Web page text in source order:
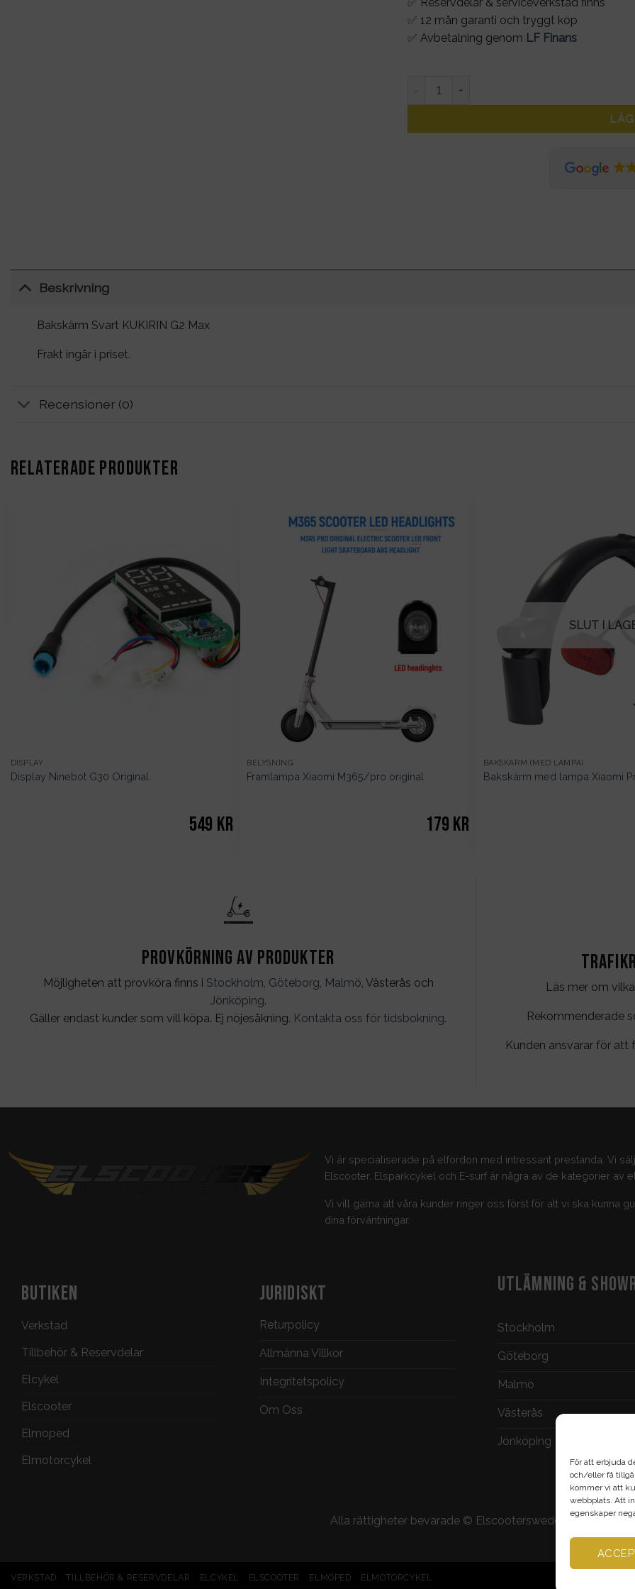
För att erbjuda
och/eller få
kommer vi att
webbplats. Att
egenskaper
✅ Reservdelar & serviceverkstad finns
✅ 12 mån garanti och tryggt köp
✅ Avbetalning genom LF Finans
Bakskärm Svart KUKIRIN G2 Max mängd
Beskrivning
Bakskärm Svart KUKIRIN G2 Max
Frakt ingår i priset.
Recensioner (0)
RELATERADE PRODUKTER
DISPLAY
Display Ninebot G30 Original
549 kr
BELYSNING
Framlampa Xiaomi M365/pro original
179 kr
SLUT I
BAKSKÄRM (MED LAMPA)
Bakskärm med lampa Xiaomi
Provkörning av produkter
Möjligheten att provköra finns i Stockholm, Göteborg, Malmö, Västerås och
Jönköping.
Gäller endast kunder som vill köpa. Ej nöjesåkning. Kontakta oss för tidsbokning.
Läs mer om
Rekommenderade
Kunden ansvarar för
Vi är specialiserade på elfordon med intressant prestanda. Vi
Elscooter, Elsparkcykel och E-surf är några av de kategorier av
Vi vill gärna att våra kunder ringer oss först för att vi ska kunna
dina förväntningar.
BUTIKEN
Verkstad
Tillbehör & Reservdelar
Elcykel
Elscooter
Elmoped
Elmotorcykel
JURIDISKT
Returpolicy
Allmänna Villkor
Integritetspolicy
Om Oss
UTLÄMNING &
Stockholm
Göteborg
Malmö
Västerås
Jönköping
Alla rättigheter bevarade © Elscootersweden.com 2026
VERKSTAD TILLBEHÖR & RESERVDELAR ELCYKEL ELSCOOTER ELMOPED ELMOTORCYKEL